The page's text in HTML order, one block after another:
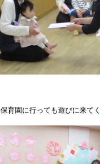
育園に行っても遊びに来て